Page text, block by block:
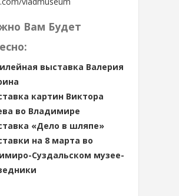
Вам Будет
выставка Валерия
картин Виктора
во Владимире
«Дело в шляпе»
на 8 марта во
Суздальском музее-